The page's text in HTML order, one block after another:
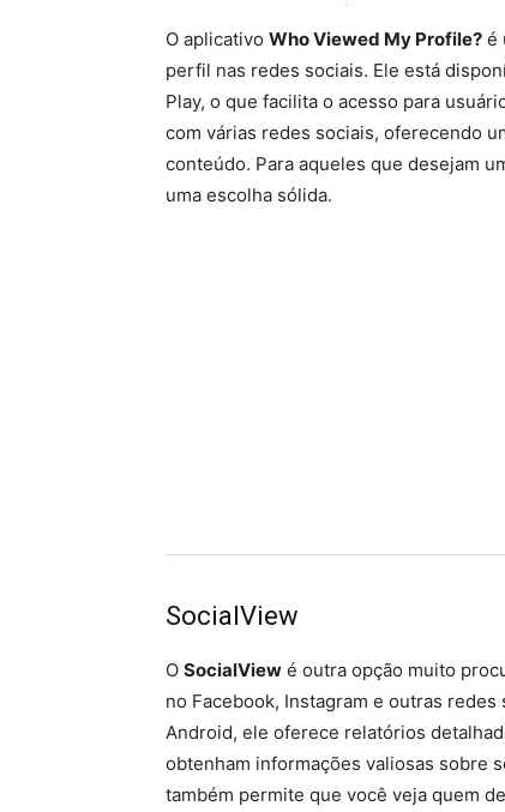
O aplicativo Who Viewed My Profile? é
perfil nas redes sociais. Ele está
Play, o que facilita o acesso para
com várias redes sociais, oferecendo
conteúdo. Para aqueles que desejam
uma escolha sólida.
SocialView
O SocialView é outra opção muito
no Facebook, Instagram e outras
Android, ele oferece relatórios
obtenham informações valiosas sobre
também permite que você veja quem